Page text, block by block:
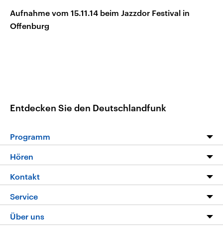
Aufnahme vom 15.11.14 beim Jazzdor Festival in
Offenburg
Entdecken Sie den Deutschlandfunk
Programm
Programm
Die Nachrichten
Nachrichtenleicht
Neue Beiträge auf dlf.de
Hören
Livestream
Podcasts
Deutschlandfunk App
Kontakt
Hörerservice
Service
FAQ
Über uns